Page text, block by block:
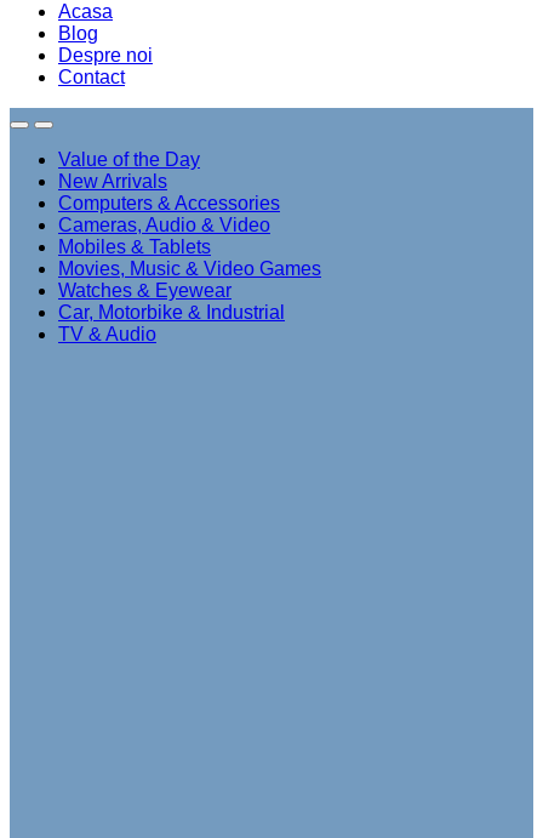
Acasa
Blog
Despre noi
Contact
Value of the Day
New Arrivals
Computers & Accessories
Cameras, Audio & Video
Mobiles & Tablets
Movies, Music & Video Games
Watches & Eyewear
Car, Motorbike & Industrial
TV & Audio